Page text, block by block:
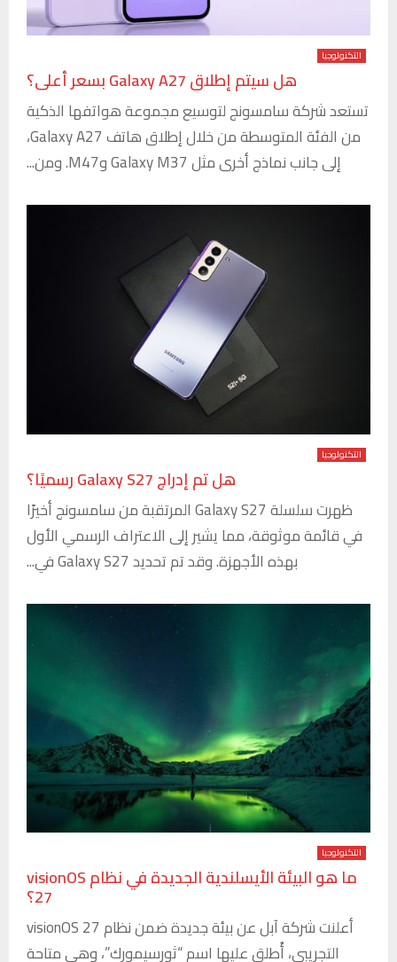
التكنولوجيا
هل سيتم إطلاق Galaxy A27 بسعر أعلى؟
تستعد شركة سامسونج لتوسيع مجموعة هواتفها الذكية
من الفئة المتوسطة من خلال إطلاق هاتف Galaxy A27،
إلى جانب نماذج أخرى مثل Galaxy M37 وM47. ومن...
التكنولوجيا
هل تم إدراج Galaxy S27 رسميًا؟
ظهرت سلسلة Galaxy S27 المرتقبة من سامسونج أخيرًا
في قائمة موثوقة، مما يشير إلى الاعتراف الرسمي الأول
بهذه الأجهزة. وقد تم تحديد Galaxy S27 في...
التكنولوجيا
ما هو البيئة الأيسلندية الجديدة في نظام visionOS
27؟
أعلنت شركة آبل عن بيئة جديدة ضمن نظام visionOS 27
التجريبي، أُطلق عليها اسم “ثورسيمورك”، وهي متاحة